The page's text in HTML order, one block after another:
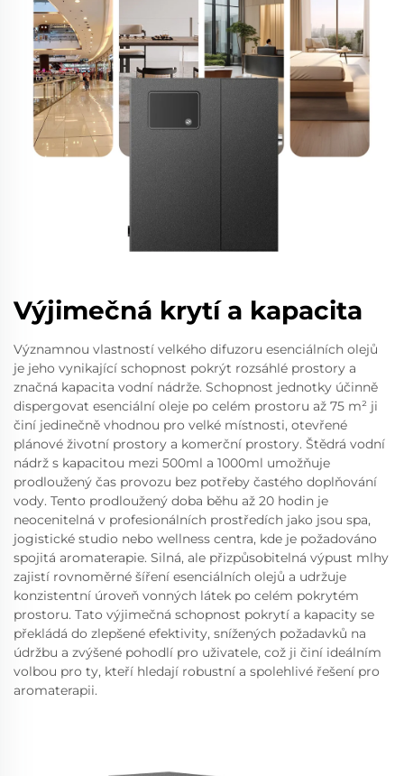
Výjimečná krytí a kapacita
Významnou vlastností velkého difuzoru esenciálních olejů
je jeho vynikající schopnost pokrýt rozsáhlé prostory a
značná kapacita vodní nádrže. Schopnost jednotky účinně
dispergovat esenciální oleje po celém prostoru až 75 m² ji
činí jedinečně vhodnou pro velké místnosti, otevřené
plánové životní prostory a komerční prostory. Štědrá vodní
nádrž s kapacitou mezi 500ml a 1000ml umožňuje
prodloužený čas provozu bez potřeby častého doplňování
vody. Tento prodloužený doba běhu až 20 hodin je
neocenitelná v profesionálních prostředích jako jsou spa,
jogistické studio nebo wellness centra, kde je požadováno
spojitá aromaterapie. Silná, ale přizpůsobitelná výpust mlhy
zajistí rovnoměrné šíření esenciálních olejů a udržuje
konzistentní úroveň vonných látek po celém pokrytém
prostoru. Tato výjimečná schopnost pokrytí a kapacity se
překládá do zlepšené efektivity, snížených požadavků na
údržbu a zvýšené pohodlí pro uživatele, což ji činí ideálním
volbou pro ty, kteří hledají robustní a spolehlivé řešení pro
aromaterapii.